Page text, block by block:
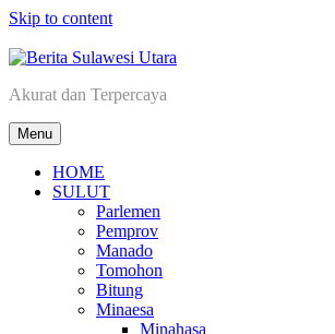
Skip to content
Berita Sulawesi Utara
Akurat dan Terpercaya
Menu
HOME
SULUT
Parlemen
Pemprov
Manado
Tomohon
Bitung
Minaesa
Minahasa